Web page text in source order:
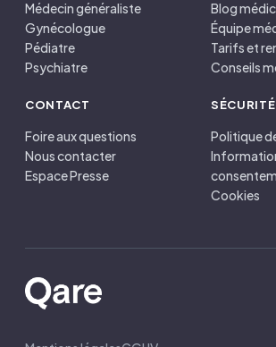
Médecin généraliste
Gynécologue
Pédiatre
Psychiatre
Blog
Équipe
Tarifs et
Conseils
CONTACT
Foire aux questions
Nous contacter
Espace Presse
SÉCURITÉ
Politique
Cookies